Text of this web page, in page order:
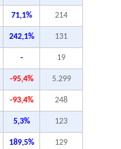
71,1% 214
242,1% 131
- 19
-95,4% 5.299
-93,4% 248
5,3% 123
189,5% 129